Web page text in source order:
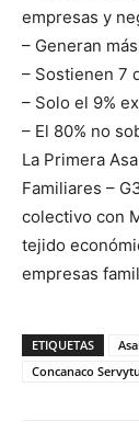
empresas y
– Generan
– Sostienen 7
– Solo el 9%
– El 80% no
La Primera
Familiares –
colectivo con
tejido
empresas
ETIQUETAS
Concanaco